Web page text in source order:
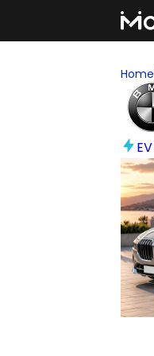
Home
EV